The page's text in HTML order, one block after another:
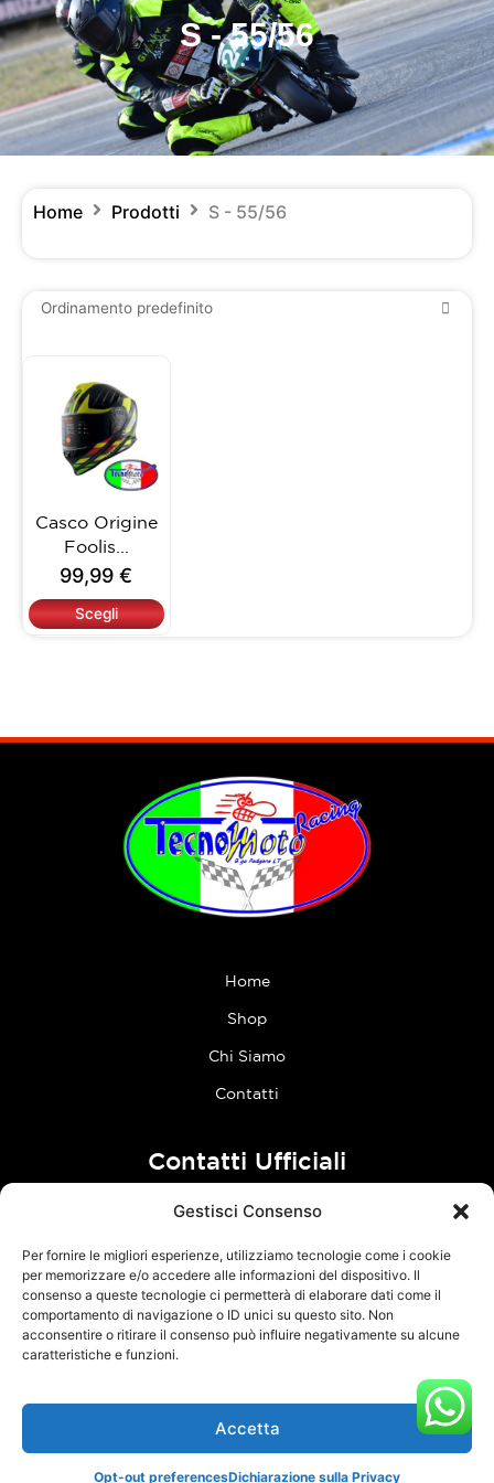
Gestisci Consenso
Per fornire le migliori esperienze, utilizziamo tecnologie come i cookie
per memorizzare e/o accedere alle informazioni del dispositivo. Il
consenso a queste tecnologie ci permetterà di elaborare dati come il
comportamento di navigazione o ID unici su questo sito. Non
acconsentire o ritirare il consenso può influire negativamente su alcune
caratteristiche e funzioni.
Accetta
Opt-out preferencesDichiarazione sulla Privacy
S - 55/56
Home Prodotti S - 55/56
Casco Origine
Foolis...
99,99€
Scegli
prodotto
ha
più
varianti.
Le
opzioni
possono
scelte
nella
pagina
Home
Shop
Chi Siamo
Contatti
Contatti Ufficiali
Follow Us
F
b
o
I
g
TCM Racing s.r.l.s. – Via Acque Alte, snc – 04100 Latina – P.Iva
03126380595 –Privacy Policy–Cookie Policy